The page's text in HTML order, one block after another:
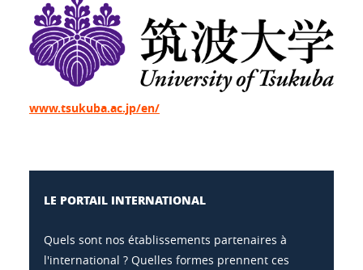
www.tsukuba.ac.jp/en/
LE PORTAIL INTERNATIONAL
Quels sont nos établissements partenaires à
l'international ? Quelles formes prennent ces